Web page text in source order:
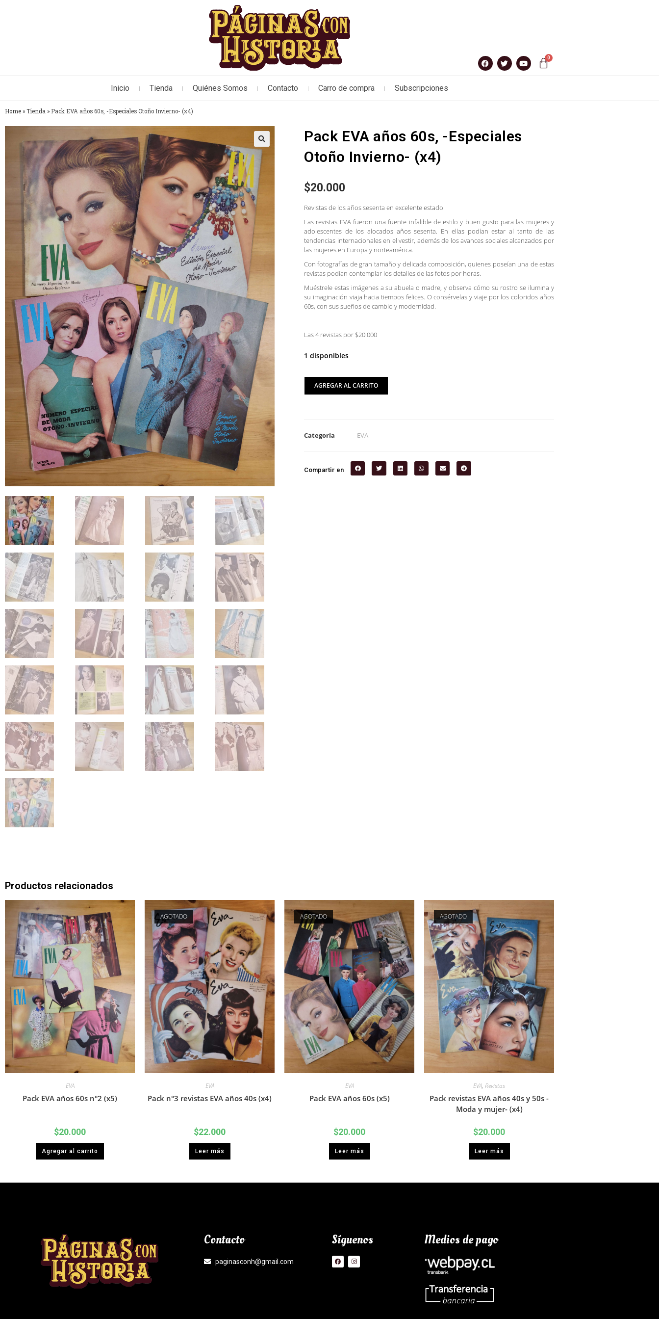
Inicio Tienda Quiénes Somos Contacto Carro de compra Subscripciones
Home » Tienda » Pack EVA años 60s, -Especiales Otoño Invierno- (x4)
🔍
Pack EVA años 60s, -Especiales
Otoño Invierno- (x4)
$20.000
Revistas de los años sesenta en excelente estado.
Las revistas EVA fueron una fuente infalible de estilo y buen gusto para las mujeres y
adolescentes de los alocados años sesenta. En ellas podían estar al tanto de las
tendencias internacionales en el vestir, además de los avances sociales alcanzados por
las mujeres en Europa y norteamérica.
Con fotografías de gran tamaño y delicada composición, quienes poseían una de estas
revistas podían contemplar los detalles de las fotos por horas.
Muéstrele estas imágenes a su abuela o madre, y observa cómo su rostro se ilumina y
su imaginación viaja hacia tiempos felices. O consérvelas y viaje por los coloridos años
60s, con sus sueños de cambio y modernidad.
Las 4 revistas por $20.000
1 disponibles
AGREGAR AL CARRITO
Categoría EVA
Compartir en
Productos relacionados
EVA
Pack EVA años 60s n°2 (x5)
$20.000
Agregar al carrito
AGOTADO
EVA
Pack n°3 revistas EVA años 40s (x4)
$22.000
Leer más
AGOTADO
EVA
Pack EVA años 60s (x5)
$20.000
Leer más
AGOTADO
EVA, Revistas
Pack revistas EVA años 40s y 50s -
Moda y mujer- (x4)
$20.000
Leer más
Contacto
paginasconh@gmail.com
Síguenos Medios de pago